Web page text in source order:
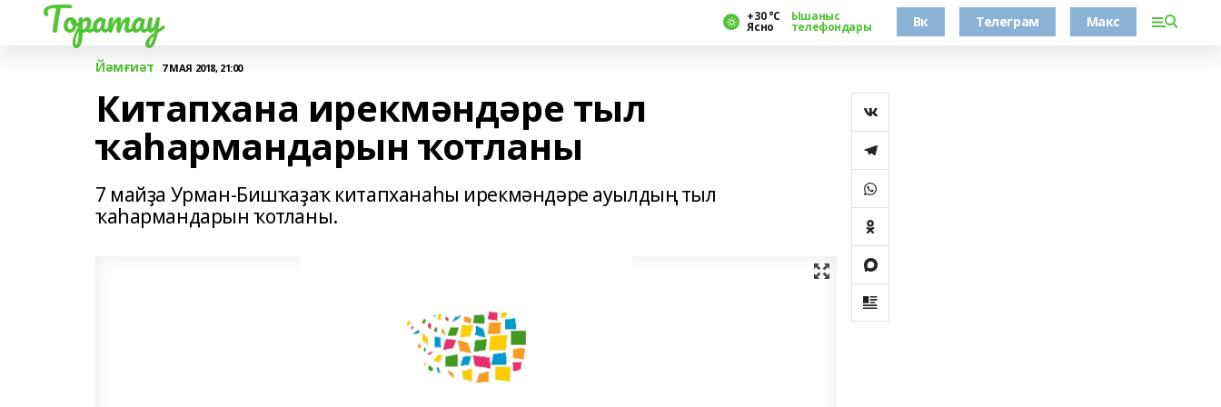
Торатау +30 °С
Ясно
Ышаныс
телефондары Вк Телеграм Макс
Йәмғиәт 7 МАЯ 2018, 21:00
Китапхана ирекмәндәре тыл
ҡаһармандарын ҡотланы
7 майҙа Урман-Бишҡаҙаҡ китапханаһы ирекмәндәре ауылдың тыл
ҡаһармандарын ҡотланы.